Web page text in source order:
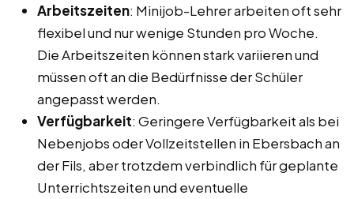
Arbeitszeiten: Minijob-Lehrer arbeiten oft sehr
flexibel und nur wenige Stunden pro Woche.
Die Arbeitszeiten können stark variieren und
müssen oft an die Bedürfnisse der Schüler
angepasst werden.
Verfügbarkeit: Geringere Verfügbarkeit als bei
Nebenjobs oder Vollzeitstellen in Ebersbach an
der Fils, aber trotzdem verbindlich für geplante
Unterrichtszeiten und eventuelle